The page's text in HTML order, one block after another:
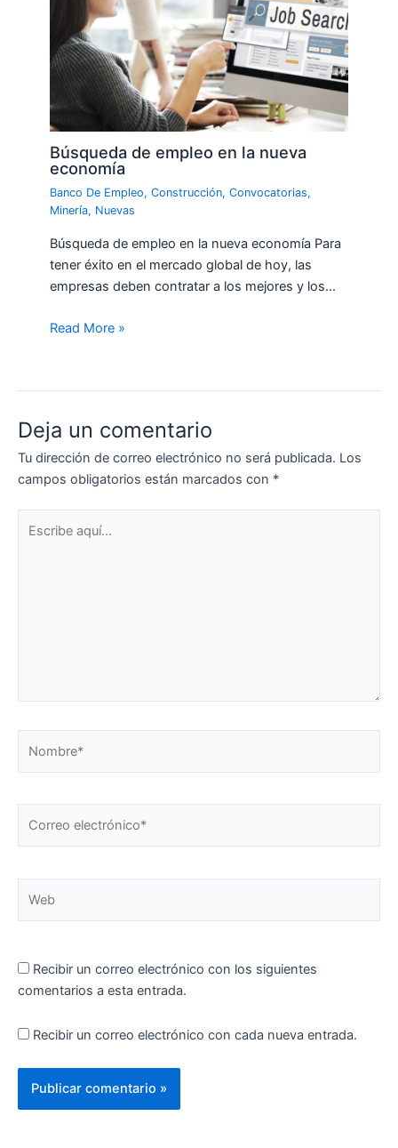
Búsqueda de empleo en la nueva
economía
Banco De Empleo,Construcción,Convocatorias,
Minería, Nuevas
Búsqueda de empleo en la nueva economía Para
tener éxito en el mercado global de hoy, las
empresas deben contratar a los mejores y los…
Read More »
Deja un comentario
Tu dirección de correo electrónico no será publicada. Los
campos obligatorios están marcados con *
aquí...
electrónico*
Recibir un correo electrónico con los siguientes
comentarios a esta entrada.
Recibir un correo electrónico con cada nueva entrada.